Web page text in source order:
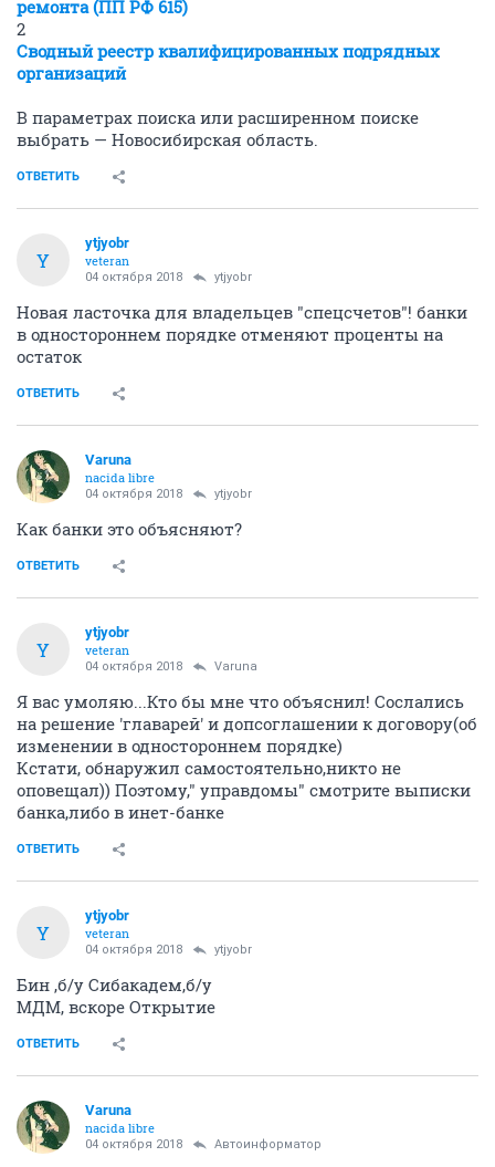
ремонта (ПП РФ 615)
2
Сводный реестр квалифицированных подрядных
организаций
В параметрах поиска или расширенном поиске
выбрать — Новосибирская область.
ОТВЕТИТЬ
Y
ytjyobr
veteran
04 октября 2018 ytjyobr
Новая ласточка для владельцев "спецсчетов"! банки
в одностороннем порядке отменяют проценты на
остаток
ОТВЕТИТЬ
Varuna
nacida libre
04 октября 2018 ytjyobr
Как банки это объясняют?
ОТВЕТИТЬ
Y
ytjyobr
veteran
04 октября 2018 Varuna
Я вас умоляю...Кто бы мне что объяснил! Сослались
на решение 'главарей' и допсоглашении к договору(об
изменении в одностороннем порядке)
Кстати, обнаружил самостоятельно,никто не
оповещал)) Поэтому," управдомы" смотрите выписки
банка,либо в инет-банке
ОТВЕТИТЬ
Y
ytjyobr
veteran
04 октября 2018 ytjyobr
Бин ,б/у Сибакадем,б/у
МДМ, вскоре Открытие
ОТВЕТИТЬ
Varuna
nacida libre
04 октября 2018 Автоинформатор